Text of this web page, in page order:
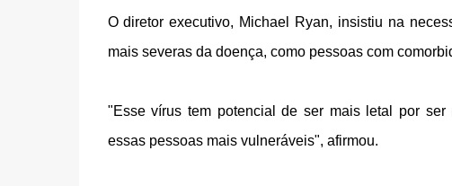
O diretor executivo, Michael Ryan, insistiu na
mais severas da doença, como pessoas com
"Esse vírus tem potencial de ser mais letal por ser
essas pessoas mais vulneráveis", afirmou.